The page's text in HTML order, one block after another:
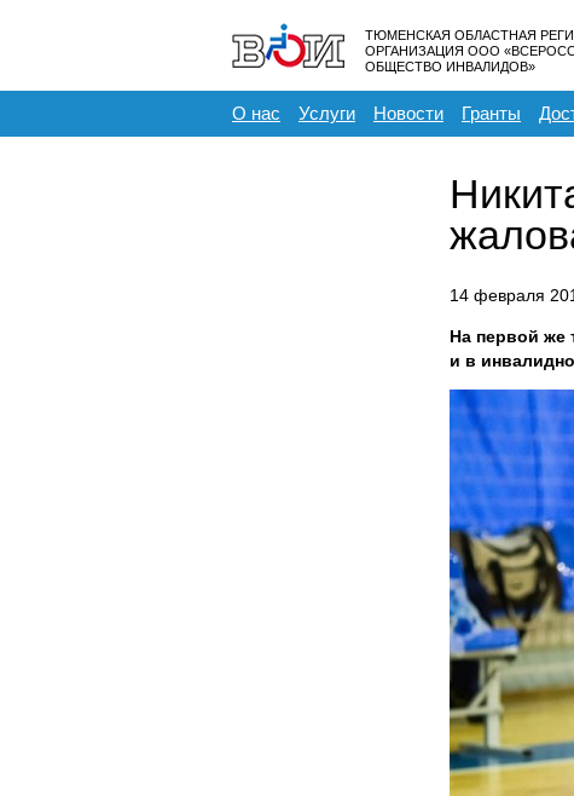
ТЮМЕНСКАЯ ОБЛАСТНАЯ
ОРГАНИЗАЦИЯ ООО
ОБЩЕСТВО ИНВАЛИДОВ»
О нас Услуги Новости Гранты
14 февраля
На первой же
и в